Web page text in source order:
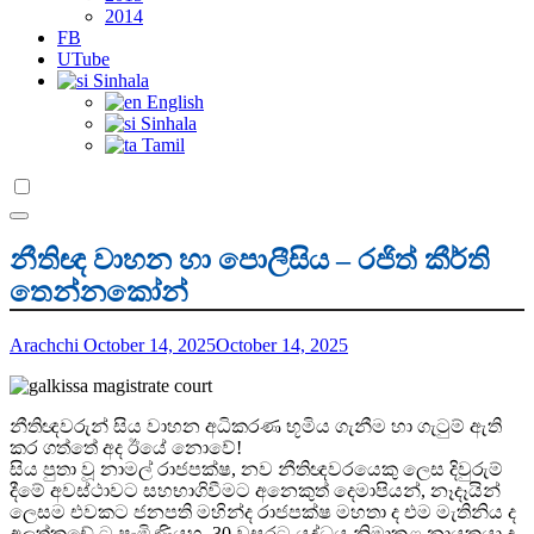
2014
FB
UTube
Sinhala
English
Sinhala
Tamil
නීතිඥ වාහන හා පොලීසිය – රජිත් කීර්ති
තෙන්නකෝන්
Arachchi October 14, 2025October 14, 2025
නීතිඥවරුන් සිය වාහන අධිකරණ භූමිය ගැනීම හා ගැටුම් ඇති
කර ගත්තේ අද ඊයේ නොවේ!
සිය පුතා වූ නාමල් රාජපක්ෂ, නව නීතිඥවරයෙකු ලෙස දිවුරුම්
දීමේ අවස්ථාවට සහභාගිවීමට අනෙකුත් දෙමාපියන්, නෑදෑයින්
ලෙසම එවකට ජනපති මහින්ද රාජපක්ෂ මහතා ද එම මැතිනිය ද